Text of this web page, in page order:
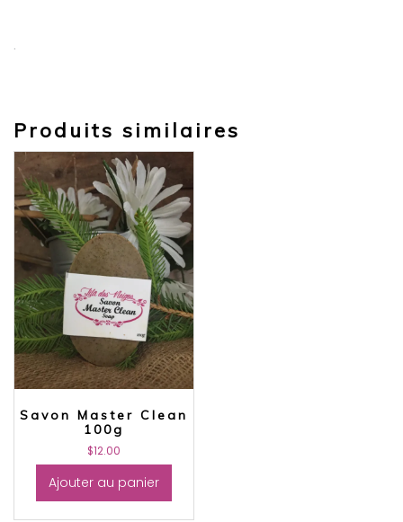
Produits similaires
Savon Master Clean
100g
$12.00
Ajouter au panier